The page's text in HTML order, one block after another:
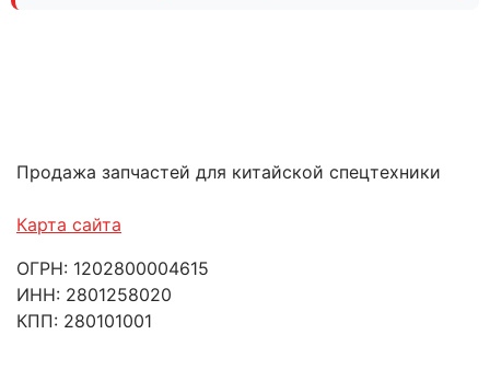
Продажа запчастей для китайской спецтехники
Карта сайта
ОГРН: 1202800004615
ИНН: 2801258020
КПП: 280101001